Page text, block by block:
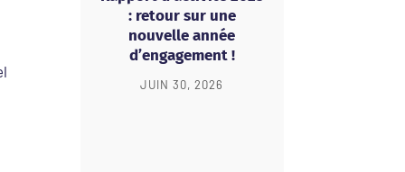
: retour sur une
nouvelle année
d’engagement !
JUIN 30, 2026